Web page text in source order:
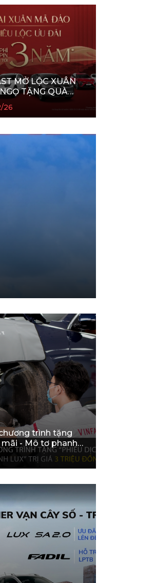
MỞ LỘC XUÂN
TẶNG QUÀ
TỪNG CÓ –
PHÍ SẠC PIN LÊN
26
trình tặng
- Mô tơ phanh